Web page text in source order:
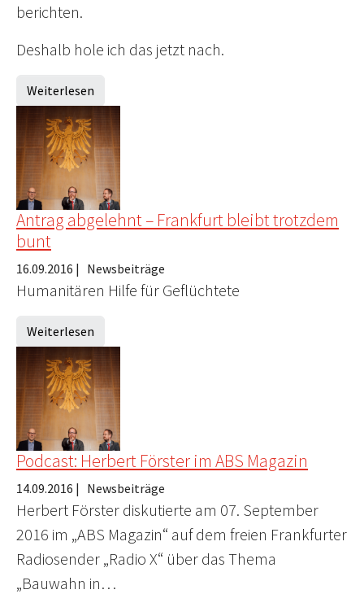
berichten.
Deshalb hole ich das jetzt nach.
Weiterlesen
Antrag abgelehnt – Frankfurt bleibt trotzdem
bunt
16.09.2016 | Newsbeiträge
Humanitären Hilfe für Geflüchtete
Weiterlesen
Podcast: Herbert Förster im ABS Magazin
14.09.2016 | Newsbeiträge
Herbert Förster diskutierte am 07. September
2016 im „ABS Magazin“ auf dem freien Frankfurter
Radiosender „Radio X“ über das Thema
„Bauwahn in…